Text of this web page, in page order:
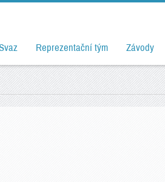
Reprezentační tým Závody